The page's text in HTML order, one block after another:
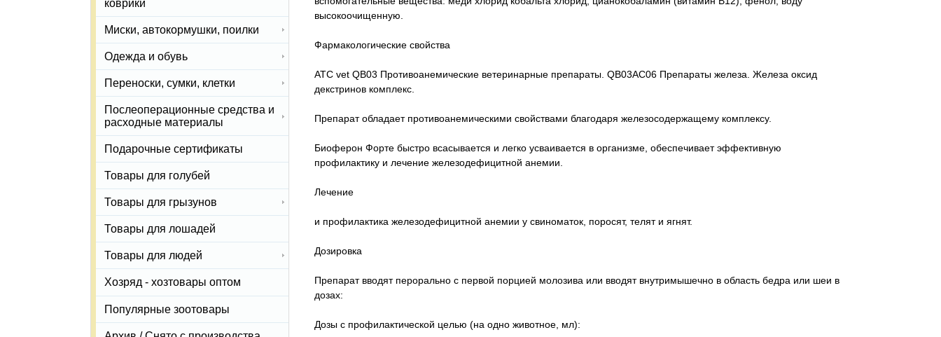
высокоочищенную.
Фармакологические свойства
ATC vet QB03 Противоанемические ветеринарные препараты. QB03AC06 Препараты железа. Железа оксид
декстринов комплекс.
Препарат обладает противоанемическими свойствами благодаря железосодержащему комплексу.
Биоферон Форте быстро всасывается и легко усваивается в организме, обеспечивает эффективную
профилактику и лечение железодефицитной анемии.
Лечение
и профилактика железодефицитной анемии у свиноматок, поросят, телят и ягнят.
Дозировка
Препарат вводят перорально с первой порцией молозива или вводят внутримышечно в область бедра или шеи в
дозах:
Дозы с профилактической целью (на одно животное, мл):
коврики
Миски, автокормушки, поилки
Одежда и обувь
Переноски, сумки, клетки
Послеоперационные средства и
расходные материалы
Подарочные сертификаты
Товары для голубей
Товары для грызунов
Товары для лошадей
Товары для людей
Хозряд - хозтовары оптом
Популярные зоотовары